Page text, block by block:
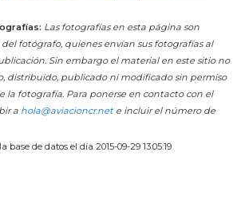
Las fotografías en esta página son
fotógrafo, quienes envían sus fotografías al
Sin embargo el material en este sitio no
distribuido, publicado ni modificado sin permiso
la fotografía. Para ponerse en contacto con el
a hola@aviacioncr.nete incluir el número de
de datos el día 2015-09-29 13:05:19